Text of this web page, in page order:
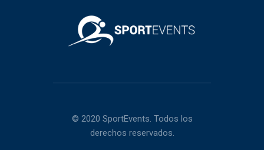
© 2020 SportEvents. Todos los
derechos reservados.